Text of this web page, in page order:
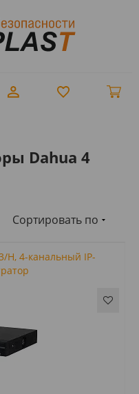
Dahua 4
Сортировать по
H, 4-канальный IP-